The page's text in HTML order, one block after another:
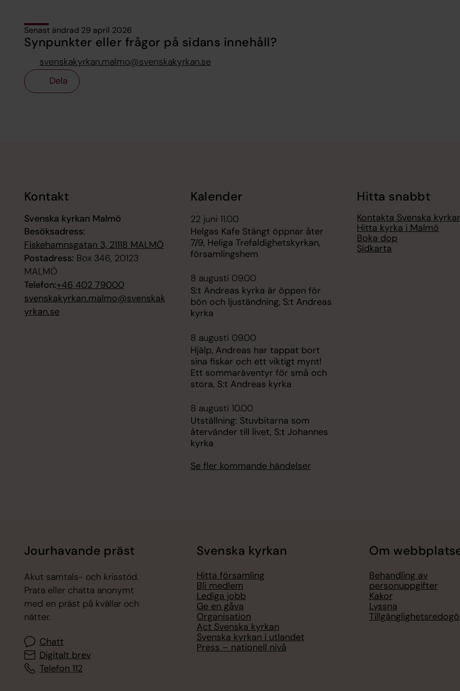
Senast ändrad 29 april 2026
Synpunkter eller frågor på sidans innehåll?
svenskakyrkan.malmo@svenskakyrkan.se
Dela
Kontakt
Svenska kyrkan Malmö
Besöksadress:
Fiskehamnsgatan 3, 21118 MALMÖ
Postadress: Box 346, 20123
MALMÖ
Telefon:+46 402 79000
svenskakyrkan.malmo@svenskak
yrkan.se
Kalender
22 juni 11.00
Helgas Kafe Stängt öppnar åter
7/9, Heliga Trefaldighetskyrkan,
församlingshem
8 augusti 09.00
S:t Andreas kyrka är öppen för
bön och ljuständning, S:t Andreas
kyrka
8 augusti 09.00
Hjälp, Andreas har tappat bort
sina fiskar och ett viktigt mynt!
Ett sommaräventyr för små och
stora, S:t Andreas kyrka
8 augusti 10.00
Utställning: Stuvbitarna som
återvänder till livet, S:t Johannes
kyrka
Se fler kommande händelser
Hitta snabbt
Kontakta Svenska
Hitta kyrka i Malmö
Boka dop
Sidkarta
Jourhavande präst
Akut samtals- och krisstöd.
Prata eller chatta anonymt
med en präst på kvällar och
nätter.
Chatt
Digitalt brev
Telefon 112
Svenska kyrkan
Hitta församling
Bli medlem
Lediga jobb
Ge en gåva
Organisation
Act Svenska kyrkan
Svenska kyrkan i utlandet
Press – nationell nivå
Om
Behandling av
personuppgifter
Kakor
Lyssna